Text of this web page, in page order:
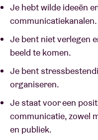
Je hebt wilde ideeën
communicatiekanalen.
Je bent niet verlegen
beeld te komen.
Je bent
organiseren.
Je staat voor een
communicatie, zowel
en publiek.